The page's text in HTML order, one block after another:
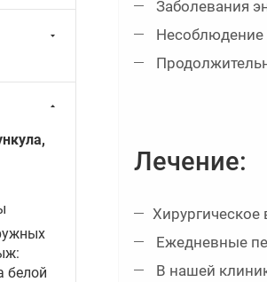
Заболевания
Несоблюдение
Лечение:
Хирургическое
Ежедневные
В нашей
белой